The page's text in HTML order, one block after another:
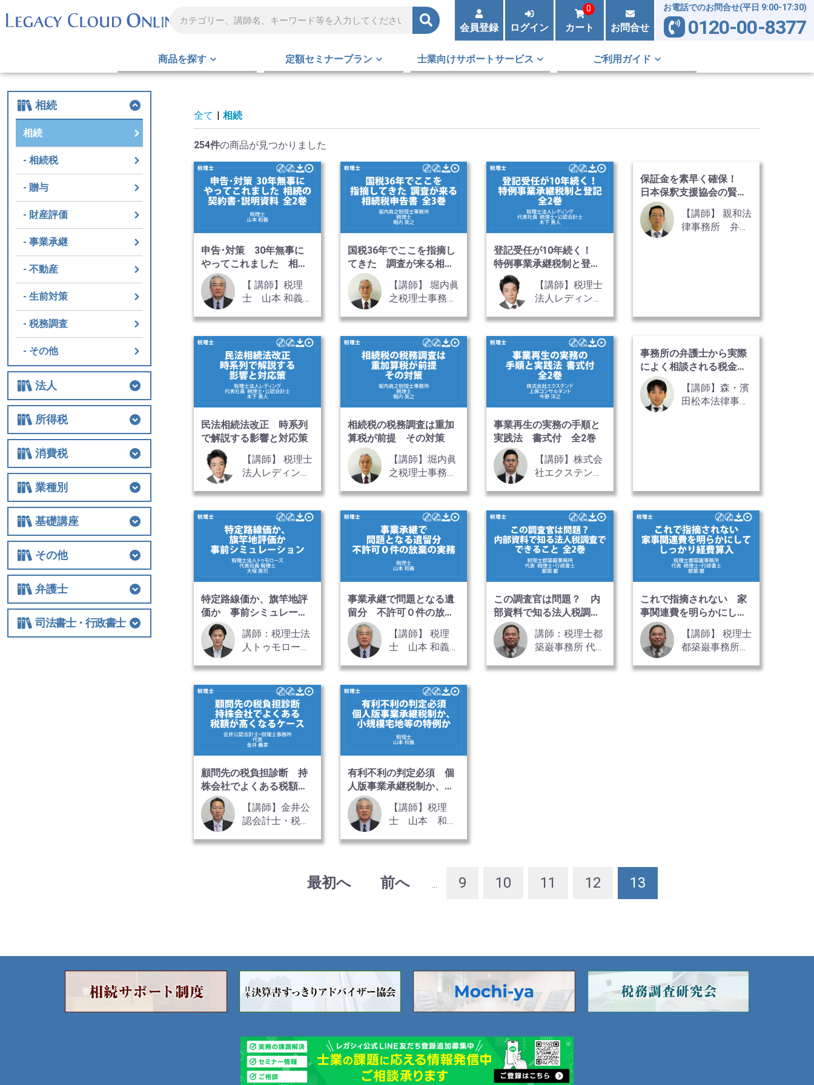
会員登録 ログイン カート
0
お問合せ
お電話でのお問合せ(平日 9:00-17:30)
0120-00-8377
商品を探す 定額セミナープラン 士業向けサポートサービス ご利用ガイド
相続
相続
相続税
贈与
財産評価
事業承継
不動産
生前対策
税務調査
その他
法人
法人
法人税
経費
役員関連
特例
組織再編
解散・清算
税務調査
その他
所得税
所得税
所得税
譲渡
税務調査
その他
消費税
消費税
消費税
税務調査
その他
業種別
業種別
医業
農業
非営利法人
介護
税務調査
その他の業種
基礎講座
基礎講座
相続税
法人関連
その他
その他
士業経営
国際税務
保険
税制改正全般
ビジネス
借地権
弁護士
弁護士
相続
交通事故
離婚
労働
不動産・建築
債権回収
民事訴訟
顧客対応・顧問契約
事務所経営・運営
その他
司法書士・行政書士
全て | 相続
254件の商品が見つかりました
申告･対策 30年無事に
やってこれました 相続
の契約書･説明資料 全2
巻
【 講師】税理
士 山本 和義
国税36年でここを指摘し
てきた 調査が来る相続
税申告書 全3巻
【講師】 堀内眞
之税理士事務
内 眞之 氏
登記受任が10年続く！
特例事業承継税制と登
記 全2巻
【講師】税理士
法人レディン
保証金を素早く確保！
日本保釈支援協会の賢い
利用法
【講師】 親和法
律事務所 弁護
民法相続法改正 時系列
で解説する影響と対応策
【講師】 税理士
法人レディング
士・公認会計士
木下 勇人 氏
相続税の税務調査は重加
算税が前提 その対策
【講師】堀内眞
之税理士事務
内 眞之氏
事業再生の実務の手順と
実践法 書式付 全2巻
【講師】株式会
社エクステン
ルタント 今野
洋之氏
事務所の弁護士から実際
によく相談される税金問
題
【講師】森・濱
田松本法律事務
特定路線価か、旗竿地評
価か 事前シミュレーシ
ョン
講師：税理士法
人トゥモロー
理士 大塚 英司
氏
事業承継で問題となる遺
留分 不許可０件の放棄
の実務
【講師】 税理
士 山本 和義
この調査官は問題？ 内
部資料で知る法人税調査
でできること 全2巻
講師：税理士都
築巌事務所 代表
士 都築 巌 氏
これで指摘されない 家
事関連費を明らかにして
しっかり経費算入
【講師】 税理士
都築巌事務所
政書士 都築 巌
顧問先の税負担診断 持
株会社でよくある税額が
高くなるケース
【講師】金井公
認会計士・税理
公認会計士・税
有利不利の判定必須 個
人版事業承継税制か、小
規模宅地等の特例か
【講師】税理
士 山本 和
最初へ 前へ ... 9 10 11 12 13